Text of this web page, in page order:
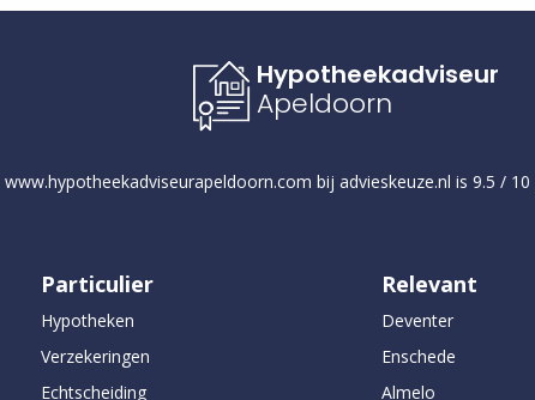
Hypotheekadviseur
Apeldoorn
www.hypotheekadviseurapeldoorn.com bij advieskeuze.nl is 9.5 / 10
Particulier
Hypotheken
Verzekeringen
Echtscheiding
Relevant
Deventer
Enschede
Almelo